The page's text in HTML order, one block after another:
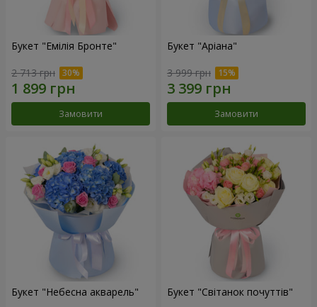
Букет "Емілія Бронте"
2 713 грн
Замовити
Букет "Аріана"
3 999 грн
Замовити
Букет "Небесна акварель" Букет "Світанок почуттів"